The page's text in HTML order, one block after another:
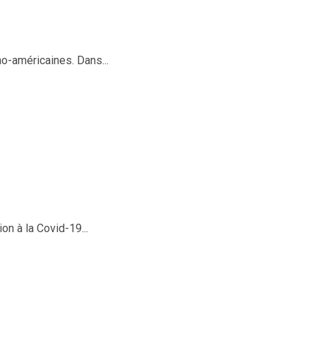
américaines. Dans...
à la Covid-19...